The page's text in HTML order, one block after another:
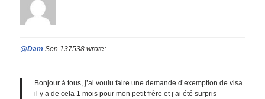
@Dam Sen 137538 wrote:
Bonjour à tous, j’ai voulu faire une demande d’exemption de visa
il y a de cela 1 mois pour mon petit frère et j’ai été surpris